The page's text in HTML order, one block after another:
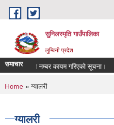
Skip to main content
सुनिलस्मृति गाउँपालिका
लुम्बिनी प्रदेश
समाचार
संकेत नम्बर कायम गरिएको सूचना।
You are here
Home » ग्यालरी
ग्यालरी